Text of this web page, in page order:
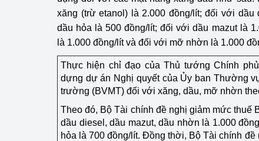
Bảo vệ môi trường
Bảo vệ nền tảng
Doanh nghiệp -
Xúc tiến thương
Thị trường nước
Thị trường trong
xăng (trừ etanol) là 2.000 đồng/lít; đối với
dầu hỏa là 500 đồng/lít; đối với dầu mazut là
là 1.000 đồng/lít và đối với mỡ nhờn là 1.000
Thực hiện chỉ đạo của Thủ tướng Chính
dựng dự án Nghị quyết của Ủy ban Thường
trường (BVMT) đối với xăng, dầu, mỡ nhờn
Theo đó, Bộ Tài chính đề nghị giảm mức thuế
dầu diesel, dầu mazut, dầu nhờn là 1.000
hỏa là 700 đồng/lít. Đồng thời, Bộ Tài chính đề